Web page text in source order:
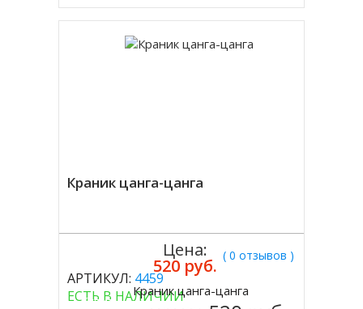
Краник цанга-цанга
( 0 отзывов )
АРТИКУЛ: 4459
ЕСТЬ В НАЛИЧИИ
Цена:
520 руб.
Купить
Краник цанга-цанга